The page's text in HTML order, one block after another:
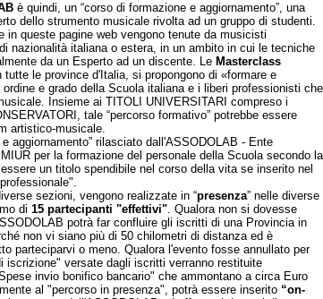
è quindi, un “corso di formazione e aggiornamento”, una
dello strumento musicale rivolta ad un gruppo di studenti.
in queste pagine web vengono tenute da musicisti
nazionalità italiana o estera, in un ambito in cui le tecniche
da un Esperto ad un discente. Le Masterclass
tutte le province d'Italia, si propongono di «formare e
e grado della Scuola italiana e i liberi professionisti che
Insieme ai TITOLI UNIVERSITARI compreso i
tale “percorso formativo” potrebbe essere
artistico-musicale.
e aggiornamento” rilasciato dall'ASSODOLAB - Ente
per la formazione del personale della Scuola secondo la
un titolo spendibile nel corso della vita se inserito nel
sezioni, vengono realizzate in “presenza” nelle diverse
di 15 partecipanti "effettivi". Qualora non si dovesse
potrà far confluire gli iscritti di una Provincia in
non vi siano più di 50 chilometri di distanza ed è
parteciparvi o meno. Qualora l'evento fosse annullato per
iscrizione" versate dagli iscritti verranno restituite
invio bonifico bancario" che ammontano a circa Euro
al "percorso in presenza", potrà essere inserito “on-